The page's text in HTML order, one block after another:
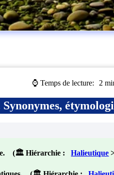
⌚ Temps de lecture: 2
Synonymes,
(🏛 Hiérarchie :Halieutique